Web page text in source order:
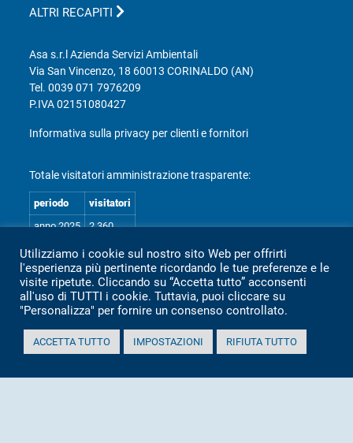
ALTRI RECAPITI
Asa s.r.l Azienda Servizi Ambientali
Via San Vincenzo, 18 60013 CORINALDO (AN)
Tel.0039 071 7976209
P.IVA 02151080427
Informativa sulla privacy per clienti e fornitori
Totale visitatori amministrazione trasparente:
periodo
visitatori
anno 2025
2.360
anno 2024
2.097
anno 2023
1.803
anno 2022
2.373
anno 2021
1.501
anno 2020
1.307
Utilizziamo i cookie sul nostro sito Web per offrirti
l'esperienza più pertinente ricordando le tue preferenze e le
visite ripetute. Cliccando su “Accetta tutto” acconsenti
all'uso di TUTTI i cookie. Tuttavia, puoi cliccare su
"Personalizza" per fornire un consenso controllato.
ACCETTA TUTTO IMPOSTAZIONI RIFIUTA TUTTO